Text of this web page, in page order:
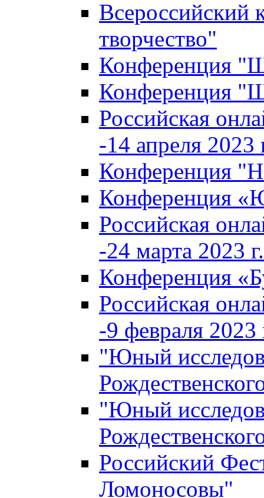
Всероссийский
творчество"
Конференция
Конференция
Российская
-14 апреля 2023
Конференция
Конференция
Российская
-24 марта 2023
Конференция
Российская
-9 февраля 2023
"Юный
"Юный
Российский
Ломоносовы"